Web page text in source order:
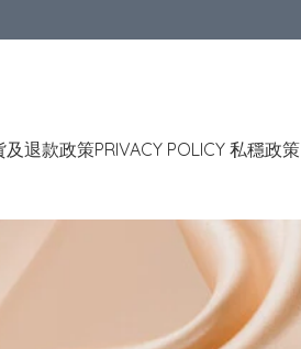
及退款政策PRIVACY POLICY 私穩政策